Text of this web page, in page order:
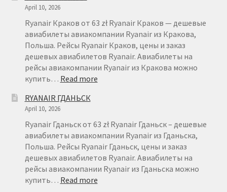
April 10, 2026
Ryanair Краков от 63 zł Ryanair Краков — дешевые
авиабилеты авиакомпании Ryanair из Кракова,
Польша. Рейсы Ryanair Краков, цены и заказ
дешевых авиабилетов Ryanair. Авиабилеты на
рейсы авиакомпании Ryanair из Кракова можно
купить… Read more:
RYANAIR ГДАНЬСК
April 10, 2026
Ryanair Гданьск от 63 zł Ryanair Гданьск – дешевые
авиабилеты авиакомпании Ryanair из Гданьска,
Польша. Рейсы Ryanair Гданьск, цены и заказ
дешевых авиабилетов Ryanair. Авиабилеты на
рейсы авиакомпании Ryanair из Гданьска можно
купить… Read more: